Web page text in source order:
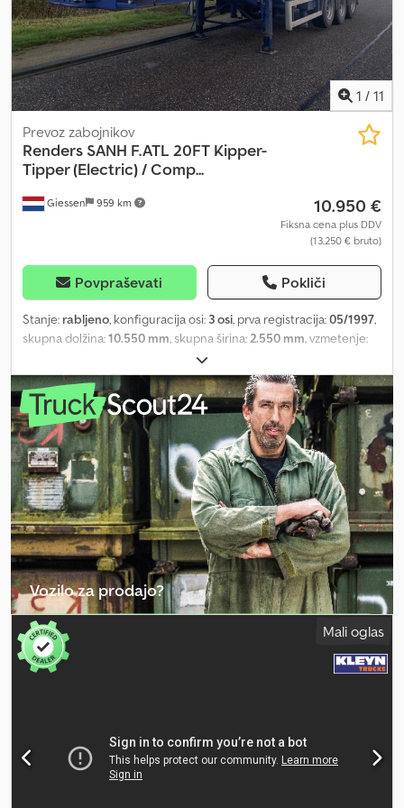
1 / 11
Giessen 959 km
Prevoz zabojnikov
Renders SANH F.ATL 20FT Kipper-
Tipper (Electric) / Comp...
10.950 €
Fiksna cena plus DDV
(13.250 € bruto)
Povpraševati Pokliči
Stanje: rabljeno, konfiguracija osi: 3 osi, prva registracija:05/1997,
skupna dolžina:10.550 mm, skupna širina:2.550 mm, vzmetenje:
385/65, stanje pnevmatik:
medosna razdalja:7.550 mm, barva:drugo, Leto izdelave:1997,
Oprema:
ABS, = Dodatne možnosti in dodatna oprema = Drugo -
Dvigalna os Drugo - Zračno vzmetenje = Dodatne informacije =
Konfiguracija osi Znamka osi: BPW Zavore: bobnaste zavore
Zadnja os 1: dimenzija pnevmatike: 385/65; profil pnevmatike: 30 %
Zadnja os 2: dimenzija pnevmatike: 385/65 R20; profil pnevmatike:
30 % Zadnja os 3: dimenzija pnevmatike: 385/65; profil pnevmatike:
50 % Mase Lastna masa: 6.660 kg Nosilnost: 30.340 kg Dovoljena
skupna masa: 37.000 kg Funkcionalno Kiper: zadaj Dkodpsy T
Ehtefx Apper Identifikacija Registrska tablica: OS-94-GH
Vozilo za prodajo?
Mali oglas